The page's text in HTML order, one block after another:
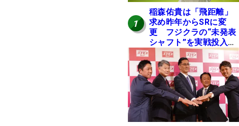
1
稲森佑貴は「飛距離」
求め昨年からSRに変
更 フジクラの“未発表
シャフト”を実戦投入し
好感触「つかまえにい
ける」【男子ツアーの
ヒトネタ！】